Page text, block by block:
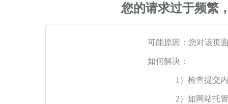
您的请求过于频繁
可能原因：您对该页
如何解决：
1）检查提交
2）如网站托